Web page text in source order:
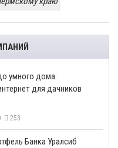
умного дома:
для дачников
253
Банка Уралсиб